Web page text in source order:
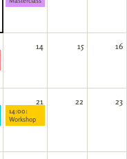
14 15 16
21
14:00:
Workshop
22 23